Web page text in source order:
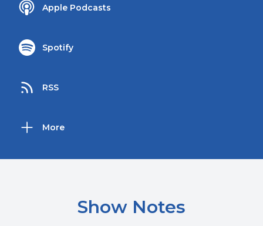
Apple Podcasts
Spotify
RSS
More
Show Notes